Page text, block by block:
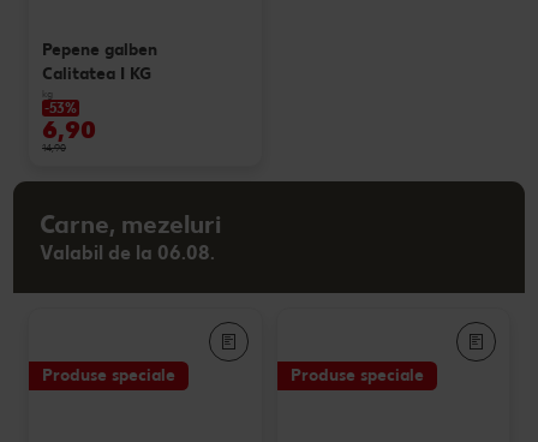
Pepene galben
Calitatea I KG
kg
-53%
6,90
14,90
Carne, mezeluri
Valabil de la 06.08.
Produse speciale Produse speciale